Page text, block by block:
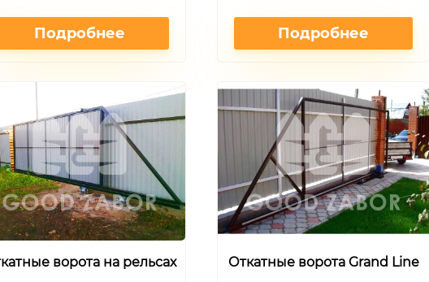
Подробнее Подробнее
ворота на рельсах Откатные ворота Grand Line